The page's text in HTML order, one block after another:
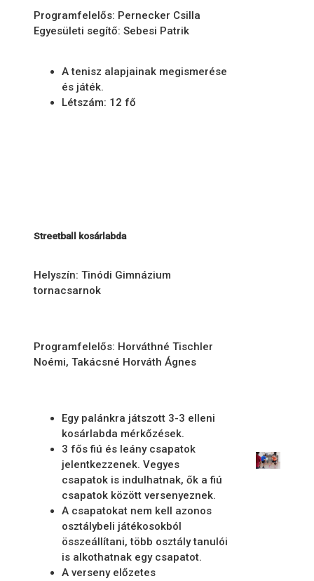
Programfelelős: Pernecker Csilla
Egyesületi segítő: Sebesi Patrik
A tenisz alapjainak megismerése
és játék.
Létszám: 12 fő
Streetball kosárlabda
Helyszín: Tinódi Gimnázium
tornacsarnok
Programfelelős: Horváthné Tischler
Noémi, Takácsné Horváth Ágnes
Egy palánkra játszott 3-3 elleni
kosárlabda mérkőzések.
3 fős fiú és leány csapatok
jelentkezzenek. Vegyes
csapatok is indulhatnak, ők a fiú
csapatok között versenyeznek.
A csapatokat nem kell azonos
osztálybeli játékosokból
összeállítani, több osztály tanulói
is alkothatnak egy csapatot.
A verseny előzetes